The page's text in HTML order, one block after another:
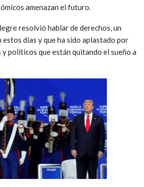
amenazan el futuro.
resolvió hablar de derechos, un
días y que ha sido aplastado por
políticos que están quitando el sueño a